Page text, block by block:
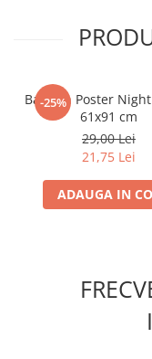
Harry Potter
Fallout
Stranger Things
Collectibles
KPop Demon Hunters
Hello Kitty - Produse
-25%
Batman Poster
61x91 cm
29,00 Lei
21,75 Lei
ADAUGA IN